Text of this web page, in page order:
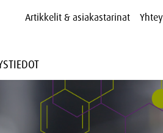
Artikkelit & asiakastarinat